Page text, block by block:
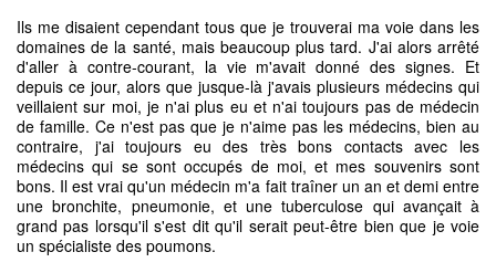
Ils me disaient cependant tous que je trouverai ma voie dans les
domaines de la santé, mais beaucoup plus tard. J'ai alors arrêté
d'aller à contre-courant, la vie m'avait donné des signes. Et
depuis ce jour, alors que jusque-là j'avais plusieurs médecins qui
veillaient sur moi, je n'ai plus eu et n'ai toujours pas de médecin
de famille. Ce n'est pas que je n'aime pas les médecins, bien au
contraire, j'ai toujours eu des très bons contacts avec les
médecins qui se sont occupés de moi, et mes souvenirs sont
bons. Il est vrai qu'un médecin m'a fait traîner un an et demi entre
une bronchite, pneumonie, et une tuberculose qui avançait à
grand pas lorsqu'il s'est dit qu'il serait peut-être bien que je voie
un spécialiste des poumons.